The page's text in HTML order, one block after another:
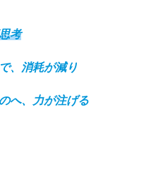
考
、消耗が減り
へ、力が注げる